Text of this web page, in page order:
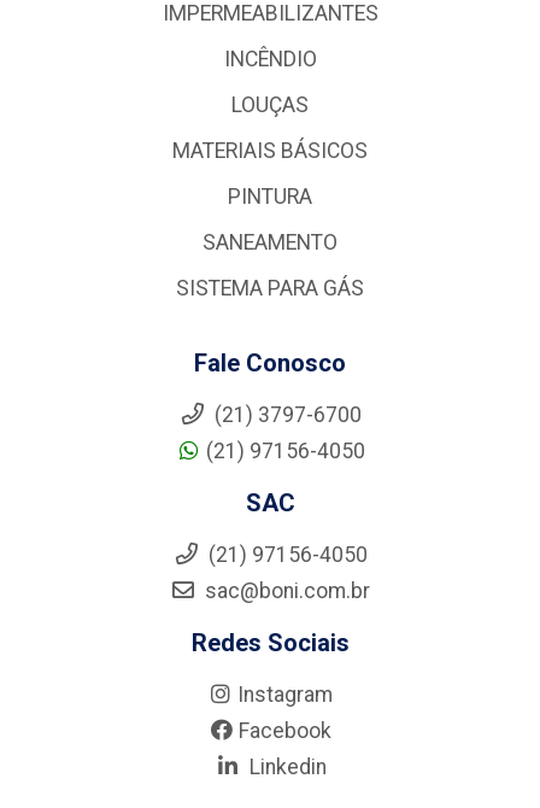
IMPERMEABILIZANTES
INCÊNDIO
LOUÇAS
MATERIAIS BÁSICOS
PINTURA
SANEAMENTO
SISTEMA PARA GÁS
Fale Conosco
(21) 3797-6700
(21) 97156-4050
SAC
(21) 97156-4050
sac@boni.com.br
Redes Sociais
Instagram
Facebook
Linkedin